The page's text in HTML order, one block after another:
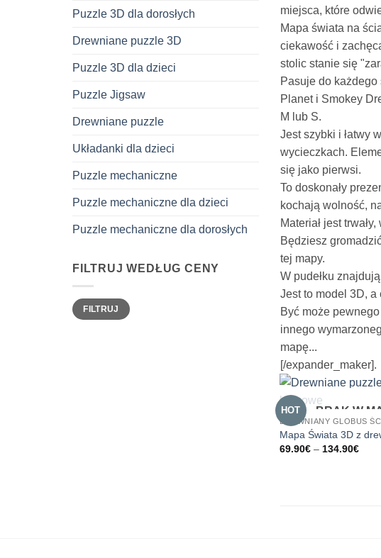
Puzzle 3D dla dorosłych
Drewniane puzzle 3D
Puzzle 3D dla dzieci
Puzzle Jigsaw
Drewniane puzzle
Układanki dla dzieci
Puzzle mechaniczne
Puzzle mechaniczne dla dzieci
Puzzle mechaniczne dla dorosłych
FILTRUJ WEDŁUG CENY
Cena
min
Cena
maxFILTRUJ
miejsca, które
Mapa świata na
ciekawość i
stolic stanie się
Pasuje do
Planet i Smokey
M lub S.
Jest szybki i łatwy
wycieczkach.
się jako pierwsi.
To doskonały
kochają wolność,
Materiał jest
Będziesz
tej mapy.
W pudełku
Jest to model 3D,
Być może
innego
mapę...
[/expander_maker].
HOT BRAK W
DREWNIANY GLOBUS
Mapa Świata 3D z
69.90€ – 134.90€